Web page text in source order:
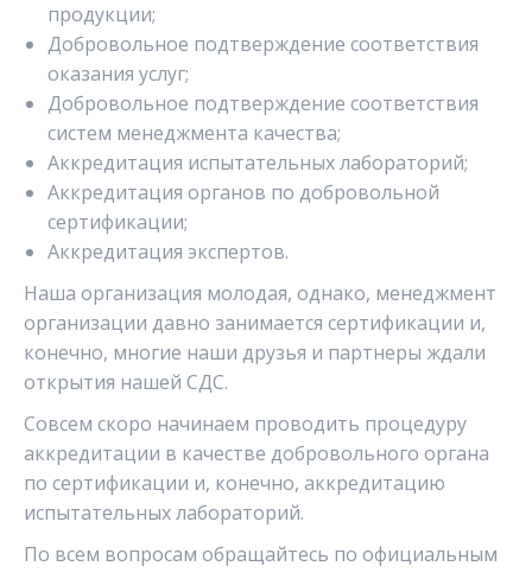
продукции;
Добровольное подтверждение соответствия
оказания услуг;
Добровольное подтверждение соответствия
систем менеджмента качества;
Аккредитация испытательных лабораторий;
Аккредитация органов по добровольной
сертификации;
Аккредитация экспертов.
Наша организация молодая, однако, менеджмент
организации давно занимается сертификации и,
конечно, многие наши друзья и партнеры ждали
открытия нашей СДС.
Совсем скоро начинаем проводить процедуру
аккредитации в качестве добровольного органа
по сертификации и, конечно, аккредитацию
испытательных лабораторий.
По всем вопросам обращайтесь по официальным